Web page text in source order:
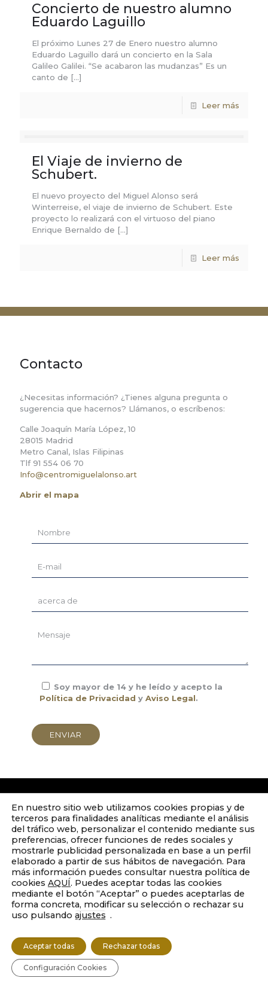
Concierto de nuestro alumno
Eduardo Laguillo
El próximo Lunes 27 de Enero nuestro alumno
Eduardo Laguillo dará un concierto en la Sala
Galileo Galilei. “Se acabaron las mudanzas” Es un
canto de […]
Leer más
El Viaje de invierno de
Schubert.
El nuevo proyecto del Miguel Alonso será
Winterreise, el viaje de invierno de Schubert. Este
proyecto lo realizará con el virtuoso del piano
Enrique Bernaldo de […]
Leer más
Contacto
¿Necesitas información? ¿Tienes alguna pregunta o
sugerencia que hacernos? Llámanos, o escríbenos:
Calle Joaquín María López, 10
28015 Madrid
Metro Canal, Islas Filipinas
Tlf 91 554 06 70
Info@centromiguelalonso.art
Abrir el mapa
Soy mayor de 14 y he leído y acepto la
Política de Privacidad y Aviso Legal.
PRIVACIDAD
TÉRMINOS LEGALES
© 2020. Miguel Alonso. Todos los derechos reservados.
Diseñado por
En nuestro sitio web utilizamos cookies propias y de
terceros para finalidades analíticas mediante el análisis
del tráfico web, personalizar el contenido mediante sus
preferencias, ofrecer funciones de redes sociales y
mostrarle publicidad personalizada en base a un perfil
elaborado a partir de sus hábitos de navegación. Para
más información puedes consultar nuestra política de
cookies AQUÍ. Puedes aceptar todas las cookies
mediante el botón “Aceptar” o puedes aceptarlas de
forma concreta, modificar su selección o rechazar su
uso pulsando ajustes .
Aceptar todas Rechazar todas
Configuración Cookies